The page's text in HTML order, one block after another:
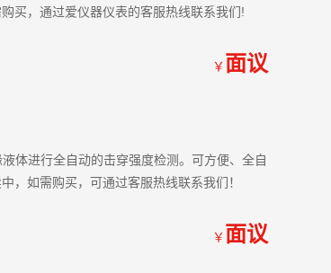
买，通过爱仪器仪表的客服热线联系我们!
￥ 面议
体进行全自动的击穿强度检测。可方便、全自
，如需购买，可通过客服热线联系我们！
￥ 面议